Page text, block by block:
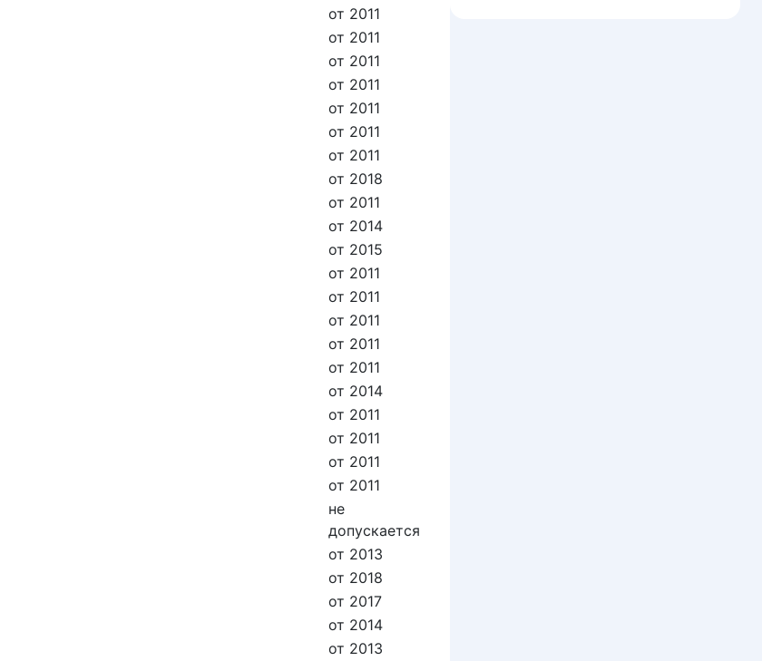
от 2011
от 2011
от 2011
от 2011
от 2011
от 2011
от 2011
от 2018
от 2011
от 2014
от 2015
от 2011
от 2011
от 2011
от 2011
от 2011
от 2014
от 2011
от 2011
от 2011
от 2011
не
допускается
от 2013
от 2018
от 2017
от 2014
от 2013